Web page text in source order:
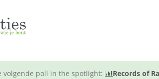
volgende poll in the spotlight: Records of